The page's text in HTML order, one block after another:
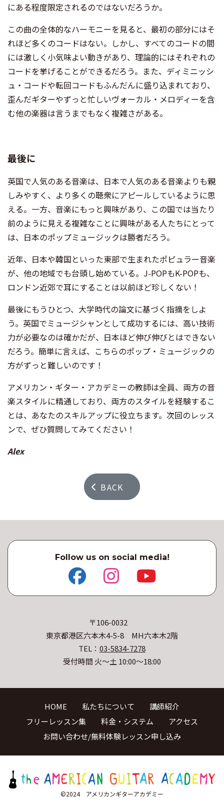
にある程度限定されるのではないだろうか。
この曲の全体的なハーモニーを見ると、最初の部分にはそ
れほど多くのコードはない。しかし、すべてのコードの間
には激しく小気味よい動きがあり、理論的にはそれぞれの
コードを挙げることができるだろう。また、ディミニッシ
ュ・コードや転回コードもふんだんに盛り込まれており、
歪んだギターやずっと忙しいヴォーカル・メロディーを含
む他の楽器は言うまでもなく複雑さがある。
最後に
英国で人気のある音楽は、日本で人気のある音楽よりも親
しみやすく、より多くの聴衆にアピールしているように思
える。一方、音楽にもっと興味があり、この国では当たり
前のように見える複雑なことに興味がある人たちにとって
は、日本のポップミュージックは勝者だろう。
近年、日本や韓国といった東部で生まれたポピュラー音楽
が、他の地域でも台頭し始めている。J-POPもK-POPも、
ロンドン近郊で耳にすることは以前ほど珍しくない！
最後にもうひとつ、大学時代の論文に基づく指摘をしよ
う。英国でミュージシャンとして成功するには、高い技術
力が必要なのは確かだが、日本ほど伸び伸びとはできない
だろう。簡単に言えば、こちらのポップ・ミュージックの
方がずっと難しいのです！
アメリカン・ギター・アカデミーの教師は全員、両方の音
楽スタイルに精通しており、両方のスタイルを経験するこ
とは、あなたのスキルアップに役立ちます。次回のレッス
ンで、ぜひ質問してみてください！
Alex
BACK
Follow us on social media!
〒106-0032
東京都港区六本木4-5-8 MH六本木2階
TEL： 03-5834-7278
受付時間 火〜土 10:00〜18:00
HOME 私たちについて
講師紹介
フリーレッスン集
料金・システム
アクセス
お問い合わせ/無料体験レッスン申し込み
©2024 アメリカンギターアカデミー